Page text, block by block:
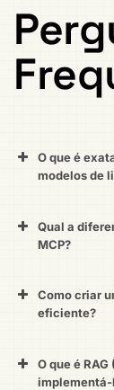
O que é
modelos de
Qual a
MCP?
Como criar
eficiente?
O que é
implementá-